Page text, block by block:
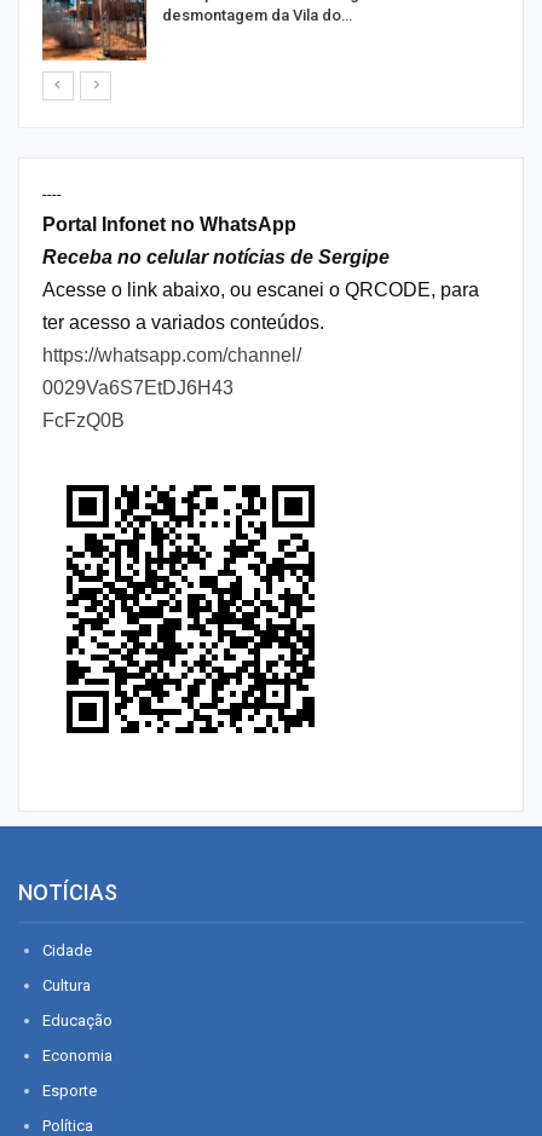
desmontagem da Vila do…
----
Portal Infonet no WhatsApp
Receba no celular notícias de Sergipe
Acesse o link abaixo, ou escanei o QRCODE, para
ter acesso a variados conteúdos.
https://whatsapp.com/channel/
0029Va6S7EtDJ6H43
FcFzQ0B
NOTÍCIAS
Cidade
Cultura
Educação
Economia
Esporte
Política